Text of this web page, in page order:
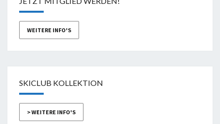
WEITERE INFO'S
SKICLUB KOLLEKTION
> WEITERE INFO'S